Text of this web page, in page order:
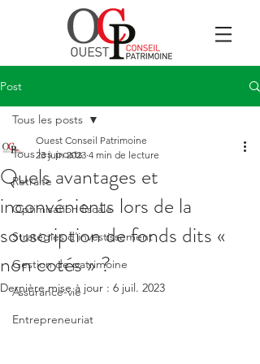
Post
Tous les posts
Retraite
Optimisation fiscale
Stratégies d'investissement
Gestion de patrimoine
Assurance-vie
Entrepreneuriat
Tous les posts
Quels avantages et
inconvénients lors de la
souscription de fonds dits «
non cotés » ?
Ouest Conseil Patrimoine
23 juin 2023 4 min de lecture
Dernière mise à jour : 6 juil. 2023